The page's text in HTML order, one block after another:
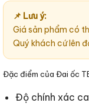
📌 Lưu ý:
Giá sản phẩm có
Quý khách cứ lên
Đặc điểm của Đai ốc
Độ chính xác